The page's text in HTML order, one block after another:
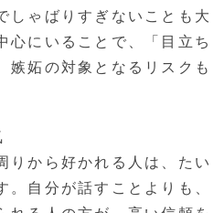
しゃばりすぎないことも大
心にいることで、「目立ち
嫉妬の対象となるリスクも
から好かれる人は、たい
。自分が話すことよりも、